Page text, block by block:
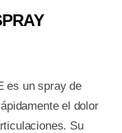
es un spray de
el dolor
Su